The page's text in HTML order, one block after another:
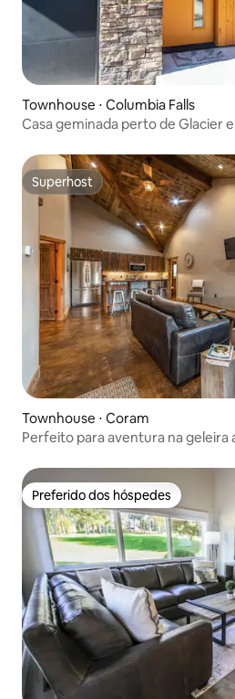
Townhouse ⋅ Columbia Falls
Casa geminada perto de Glacier
Superhost
Superhost
Townhouse ⋅ Coram
Perfeito para aventura na geleira
Preferido dos hóspedes
Preferido dos hóspedes